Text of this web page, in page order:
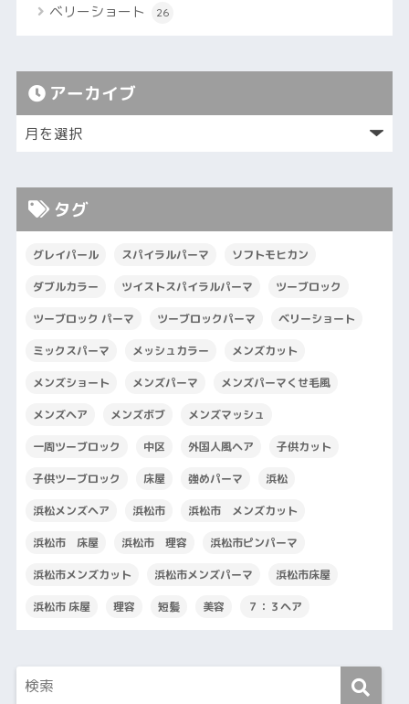
ベリーショート 26
アーカイブ
タグ
グレイパール スパイラルパーマ ソフトモヒカン
ダブルカラー ツイストスパイラルパーマ ツーブロック
ツーブロック パーマ ツーブロックパーマ ベリーショート
ミックスパーマ メッシュカラー メンズカット
メンズショート メンズパーマ メンズパーマくせ毛風
メンズヘア メンズボブ メンズマッシュ
一周ツーブロック 中区 外国人風ヘア 子供カット
子供ツーブロック 床屋 強めパーマ 浜松
浜松メンズヘア 浜松市 浜松市 メンズカット
浜松市 床屋 浜松市 理容 浜松市ピンパーマ
浜松市メンズカット 浜松市メンズパーマ 浜松市床屋
浜松市 床屋 理容 短髪 美容 ７：３ヘア